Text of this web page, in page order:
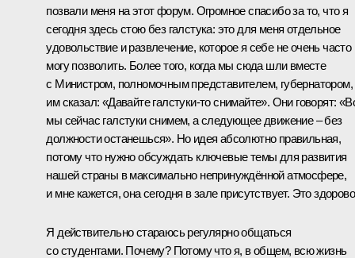
позвали меня на этот форум. Огромное спасибо за то, что я
сегодня здесь стою без галстука: это для меня отдельное
удовольствие и развлечение, которое я себе не очень часто
могу позволить. Более того, когда мы сюда шли вместе
с Министром, полномочным представителем, губернатором,
им сказал: «Давайте галстуки‑то снимайте». Они говорят:
мы сейчас галстуки снимем, а следующее движение – без
должности останешься». Но идея абсолютно правильная,
потому что нужно обсуждать ключевые темы для развития
нашей страны в максимально непринуждённой атмосфере,
и мне кажется, она сегодня в зале присутствует. Это
Я действительно стараюсь регулярно общаться
со студентами. Почему? Потому что я, в общем, всю жизнь